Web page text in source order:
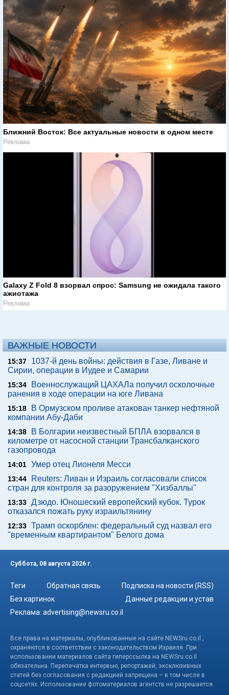
Ближний Восток: Все актуальные новости в одном месте
Реклама
Galaxy Z Fold 8 взорвал спрос: Samsung не ожидала такого
ажиотажа
Реклама
ВАЖНЫЕ НОВОСТИ
15:37
1037-й день войны: действия в Газе, Ливане и
Сирии, операции в Иудее и Самарии
15:34
Военнослужащий ЦАХАЛа получил осколочные
ранения в ходе операции на юге Ливана
15:18
В Ормузском проливе атакован танкер нефтяной
компании Абу-Даби
14:38
В Болгарии неизвестный БПЛА взорвался в
километре от насосной станции Трансбалканского
газопровода
14:01 Умер отец Лионеля Месси
13:44
Reuters: Ливан и Израиль согласовали список
стран для контроля за разоружением "Хизбаллы"
13:33 Дзюдо. Юношеский европейский кубок. Турок
отказался пожать руку израильтянину
12:33 Трамп оскорблен: федеральный суд назвал его
"временным квартирантом" Белого дома
Суббота, 08 августа 2026 г.
Теги Обратная связь
Подписка на новости (RSS)
Без картинок
Данные редакции и устав
Реклама: advertising@newsru.co.il
Все права на материалы, опубликованные на сайте NEWSru.co.il ,
охраняются в соответствии с законодательством Израиля. При
использовании материалов сайта гиперссылка на NEWSru.co.il
обязательна. Перепечатка интервью, репортажей, эксклюзивных
статей без согласования с редакцией запрещена – в том числе в
соцсетях. Использование фотоматериалов агентств не разрешается.